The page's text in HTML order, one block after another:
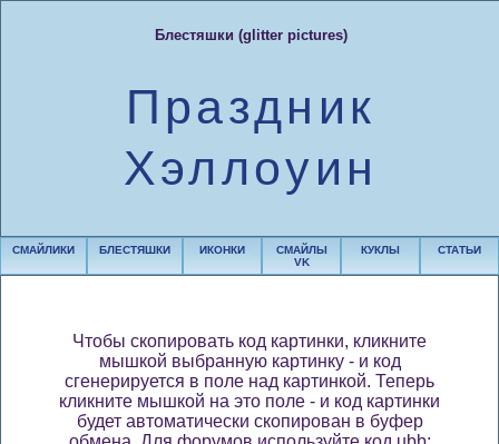
Блестяшки (glitter pictures)
Праздник
Хэллоуин
СМАЙЛИКИ БЛЕСТЯШКИ ИКОНКИ
СМАЙЛЫ
VK
КУКЛЫ СТАТЬИ
Чтобы скопировать код картинки, кликните
мышкой выбранную картинку - и код
сгенерируется в поле над картинкой. Теперь
кликните мышкой на это поле - и код картинки
будет автоматически скопирован в буфер